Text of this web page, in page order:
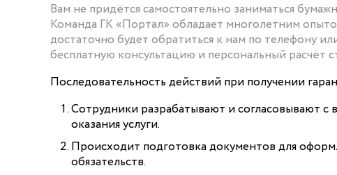
Вам не придётся самостоятельно заниматься
Команда ГК «Портал» обладает многолетним
достаточно будет обратиться к нам по телефону
бесплатную консультацию и персональный расчёт
Последовательность действий при получении
Сотрудники разрабатывают и согласовывают с
оказания услуги.
Происходит подготовка документов для
обязательств.